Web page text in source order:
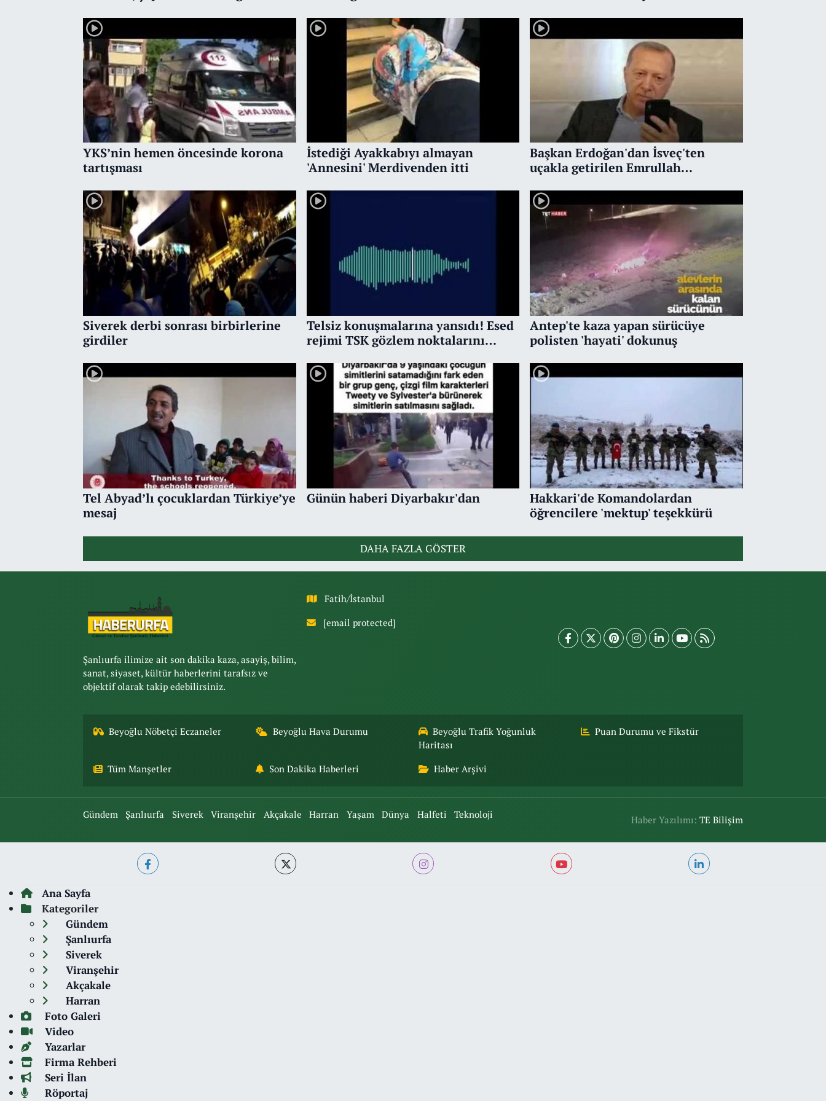
YKS’nin hemen öncesinde korona
tartışması
İstediği Ayakkabıyı almayan
'Annesini' Merdivenden itti
Başkan Erdoğan'dan İsveç'ten
uçakla getirilen Emrullah
Siverek derbi sonrası birbirlerine
girdiler
Telsiz konuşmalarına yansıdı! Esed
rejimi TSK gözlem noktalarını
Antep'te kaza yapan sürücüye
polisten 'hayati' dokunuş
Tel Abyad’lı çocuklardan Türkiye’ye
mesaj
Günün haberi Diyarbakır'dan
Hakkari'de Komandolardan
öğrencilere 'mektup' teşekkürü
DAHA FAZLA GÖSTER
Şanlıurfa ilimize ait son dakika kaza, asayiş, bilim,
sanat, siyaset, kültür haberlerini tarafsız ve
objektif olarak takip edebilirsiniz.
Fatih/İstanbul
[email protected]
Beyoğlu Nöbetçi Eczaneler Beyoğlu Hava Durumu
Beyoğlu Trafik Yoğunluk
Haritası
Puan Durumu ve Fikstür
Tüm Manşetler Son Dakika Haberleri Haber Arşivi
Gündem Şanlıurfa Siverek Viranşehir Akçakale Harran Yaşam Dünya Halfeti Teknoloji Haber Yazılımı:TE Bilişim
Ana Sayfa
Kategoriler
Gündem
Şanlıurfa
Siverek
Viranşehir
Akçakale
Harran
Foto Galeri
Video
Yazarlar
Firma Rehberi
Seri İlan
Röportaj